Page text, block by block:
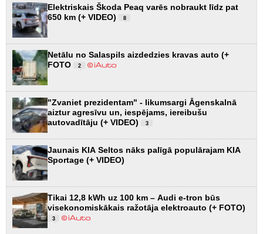
Elektriskais Škoda Peaq varēs nobraukt līdz pat
650 km (+ VIDEO)
8
Netālu no Salaspils aizdedzies kravas auto (+
FOTO
2
"Zvaniet prezidentam" - likumsargi Āgenskalnā
aiztur agresīvu un, iespējams, iereibušu
autovadītāju (+ VIDEO)
3
Jaunais KIA Seltos nāks palīgā populārajam KIA
Sportage (+ VIDEO)
Tikai 12,8 kWh uz 100 km – Audi e-tron būs
visekonomiskākais ražotāja elektroauto (+ FOTO)
3